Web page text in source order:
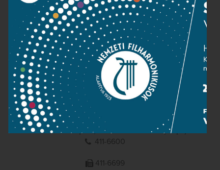
Impresszum
NEMZETI
FILHARMONIKUSOK
1095 Budapest, Komor Marcell u. 1. (Müpa)
411-6600
411-6699